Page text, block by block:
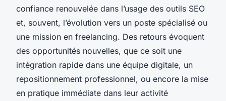
confiance renouvelée dans l’usage des outils SEO
et, souvent, l’évolution vers un poste spécialisé ou
une mission en freelancing. Des retours évoquent
des opportunités nouvelles, que ce soit une
intégration rapide dans une équipe digitale, un
repositionnement professionnel, ou encore la mise
en pratique immédiate dans leur activité